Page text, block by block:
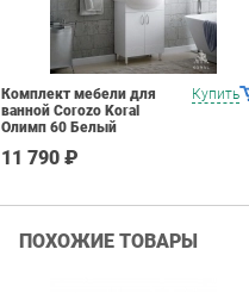
Купить
Комплект мебели для
ванной Corozo Koral
Олимп 60 Белый
11 790 ₽
ПОХОЖИЕ ТОВАРЫ